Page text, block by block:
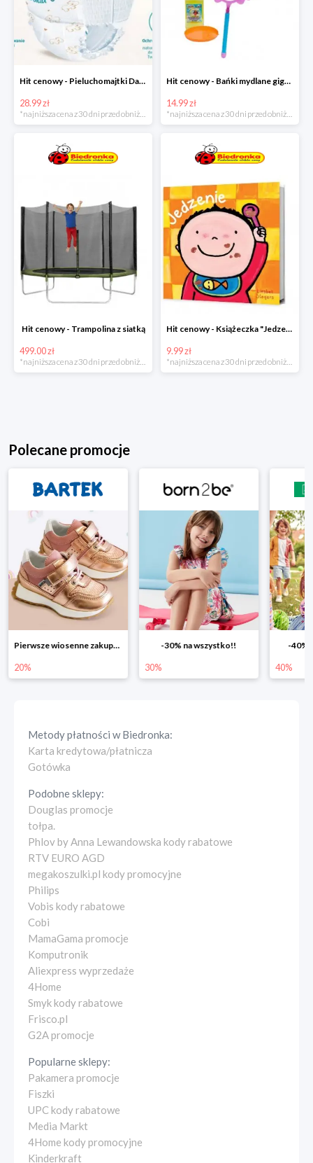
Hit cenowy - Pieluchomajtki Dada Pants
28.99 zł
Hit cenowy - Bańki mydlane gigant lub płyn uzupełniający
14.99 zł
Hit cenowy - Trampolina z siatką
499.00 zł
Hit cenowy - Książeczka "Jedzenie"
9.99 zł
Polecane promocje
Pierwsze wiosenne zakupy -20%
20%
-30% na wszystko!!
30%
-40%
40%
Metody płatności wBiedronka:
Karta kredytowa/płatnicza
Gotówka
Podobne sklepy:
Douglas promocje
tołpa.
Phlov by Anna Lewandowska kody rabatowe
RTV EURO AGD
megakoszulki.pl kody promocyjne
Philips
Vobis kody rabatowe
Cobi
MamaGama promocje
Komputronik
Aliexpress wyprzedaże
4Home
Smyk kody rabatowe
Frisco.pl
G2A promocje
Popularne sklepy:
Pakamera promocje
Fiszki
UPC kody rabatowe
Media Markt
4Home kody promocyjne
Kinderkraft